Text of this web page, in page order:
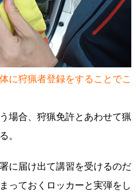
に狩猟者登録をすることでこ
場合、狩猟免許とあわせて猟
。
に届け出て講習を受けるのだ
っておくロッカーと実弾をし